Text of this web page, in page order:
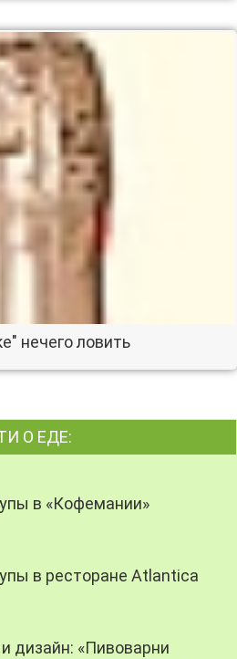
нечего ловить
О ЕДЕ:
в «Кофемании»
в ресторане Atlantica
дизайн: «Пивоварни